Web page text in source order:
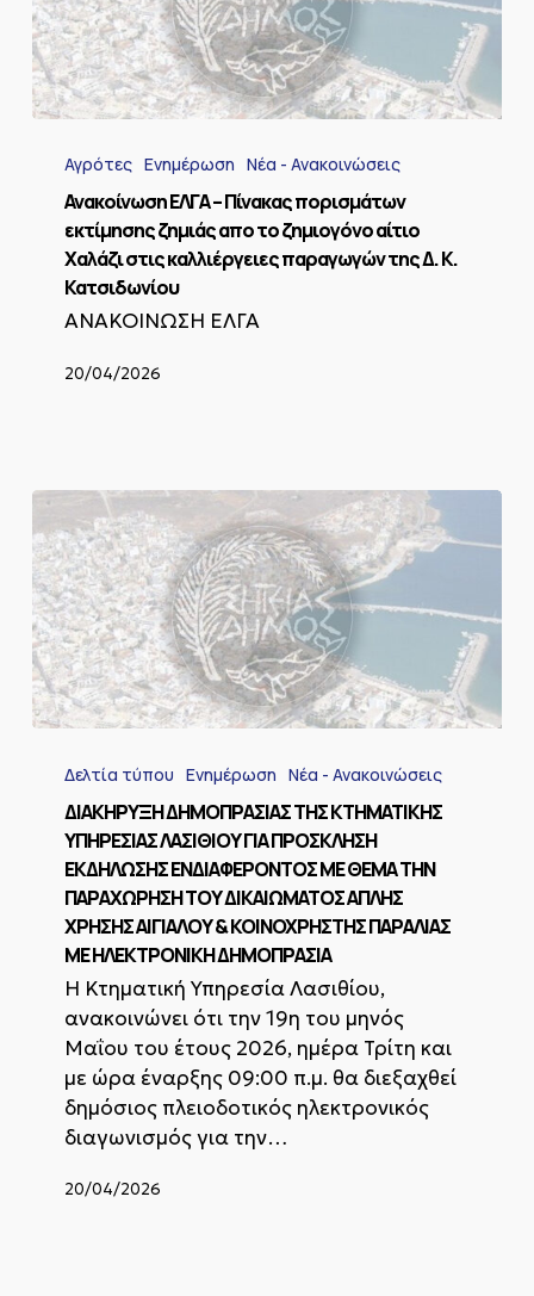
ΕΛΓΑ
Πίνακας
πορισμάτων
εκτίμησης
ζημιάς
απο
αίτιο
της
Δ.
Κ.
Κατσιδωνίου
Αγρότες Ενημέρωση Νέα - Ανακοινώσεις
Ανακοίνωση ΕΛΓΑ – Πίνακας πορισμάτων
εκτίμησης ζημιάς απο το ζημιογόνο αίτιο
Χαλάζι στις καλλιέργειες παραγωγών της Δ. Κ.
Κατσιδωνίου
ΑΝΑΚΟΙΝΩΣΗ ΕΛΓΑ
20/04/2026
ΔΗΜΟΠΡΑΣΙΑΣ
ΤΗΣ
ΚΤΗΜΑΤΙΚΗΣ
ΥΠΗΡΕΣΙΑΣ
ΛΑΣΙΘΙΟΥ
ΠΡΟΣΚΛΗΣΗ
ΕΚΔΗΛΩΣΗΣ
ΕΝΔΙΑΦΕΡΟΝΤΟΣ
ΘΕΜΑ
ΤΗΝ
ΠΑΡΑΧΩΡΗΣΗ
ΤΟΥ
ΔΙΚΑΙΩΜΑΤΟΣ
ΑΠΛΗΣ
ΧΡΗΣΗΣ
Δελτία τύπου Ενημέρωση Νέα - Ανακοινώσεις
ΔΙΑΚΗΡΥΞΗ ΔΗΜΟΠΡΑΣΙΑΣ ΤΗΣ ΚΤΗΜΑΤΙΚΗΣ
ΥΠΗΡΕΣΙΑΣ ΛΑΣΙΘΙΟΥ ΓΙΑ ΠΡΟΣΚΛΗΣΗ
ΕΚΔΗΛΩΣΗΣ ΕΝΔΙΑΦΕΡΟΝΤΟΣ ΜΕ ΘΕΜΑ ΤΗΝ
ΠΑΡΑΧΩΡΗΣΗ ΤΟΥ ΔΙΚΑΙΩΜΑΤΟΣ ΑΠΛΗΣ
ΧΡΗΣΗΣ ΑΙΓΙΑΛΟΥ & ΚΟΙΝΟΧΡΗΣΤΗΣ ΠΑΡΑΛΙΑΣ
ΜΕ ΗΛΕΚΤΡΟΝΙΚΗ ΔΗΜΟΠΡΑΣΙΑ
Η Κτηματική Υπηρεσία Λασιθίου,
ανακοινώνει ότι την 19η του μηνός
Μαΐου του έτους 2026, ημέρα Τρίτη και
με ώρα έναρξης 09:00 π.μ. θα διεξαχθεί
δημόσιος πλειοδοτικός ηλεκτρονικός
διαγωνισμός για την…
20/04/2026